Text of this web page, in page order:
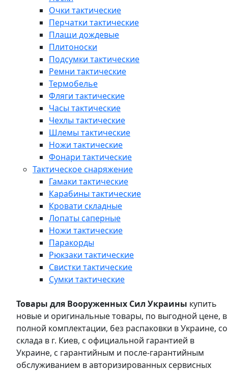
Очки тактические
Перчатки тактические
Плащи дождевые
Плитоноски
Подсумки тактические
Ремни тактические
Термобелье
Фляги тактические
Часы тактические
Чехлы тактические
Шлемы тактические
Ножи тактические
Фонари тактические
Тактическое снаряжение
Гамаки тактические
Карабины тактические
Кровати складные
Лопаты саперные
Ножи тактические
Паракорды
Рюкзаки тактические
Свистки тактические
Сумки тактические
Товары для Вооруженных Сил Украины купить
новые и оригинальные товары, по выгодной цене, в
полной комплектации, без распаковки в Украине, со
склада в г. Киев, с официальной гарантией в
Украине, с гарантийным и после-гарантийным
обслуживанием в авторизированных сервисных